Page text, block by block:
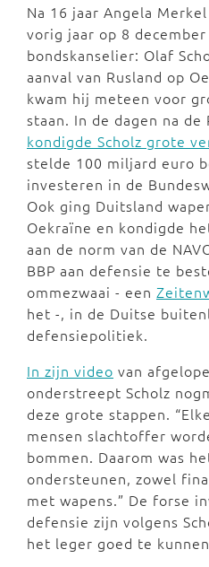
Na 16 jaar Angela
vorig jaar op 8
bondskanselier: Olaf
aanval van Rusland op
kwam hij meteen voor
staan. In de dagen na de
kondigde Scholz grote
stelde 100 miljard euro
investeren in de
Ook ging Duitsland
Oekraïne en kondigde
aan de norm van de
BBP aan defensie te
ommezwaai - een
het -, in de Duitse
defensiepolitiek.
In zijn video van
onderstreept Scholz
deze grote stappen.
mensen slachtoffer
bommen. Daarom was
ondersteunen, zowel
met wapens.” De forse
defensie zijn volgens
het leger goed te